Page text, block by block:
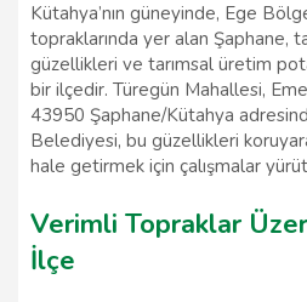
Kütahya’nın güneyinde, Ege
topraklarında yer alan Şaphane,
güzellikleri ve tarımsal üretim
bir ilçedir. Türegün Mahallesi,
43950 Şaphane/Kütahya
Belediyesi, bu güzellikleri
hale getirmek için çalışmalar
Verimli Topraklar
İlçe